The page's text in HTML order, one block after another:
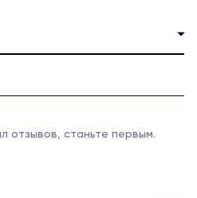
отзывов, станьте первым.